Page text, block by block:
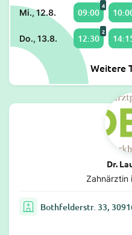
Mi., 12.8. 09:00
4
Do., 13.8. 12:30
2
Weitere
Dr.
Zahnärztin
Bothfelderstr. 33,